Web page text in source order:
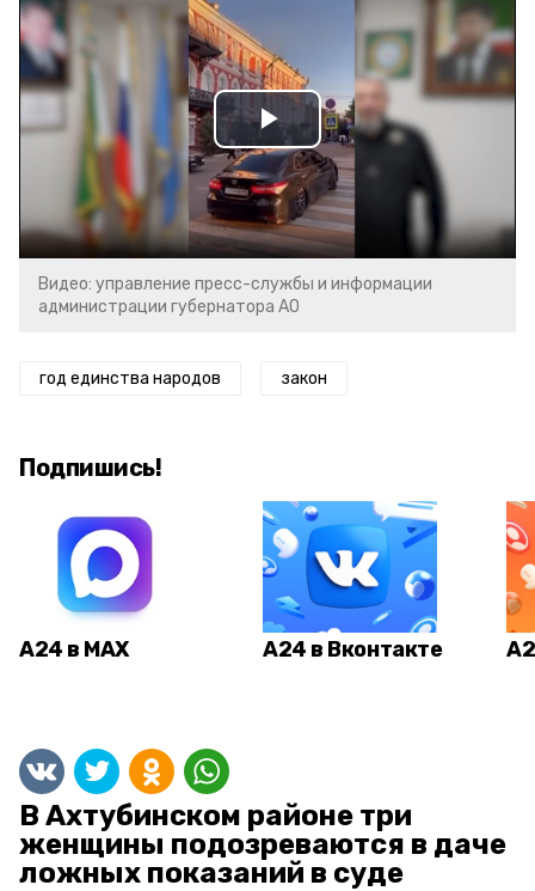
Play
Video
Видео: управление пресс-службы и информации
администрации губернатора АО
год единства народов закон
Подпишись!
А24 в MAX А24 в Вконтакте
В Ахтубинском районе три
женщины подозреваются в даче
ложных показаний в суде